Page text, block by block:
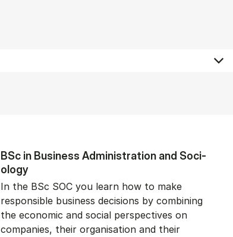
BSc in Busi­ness Ad­min­is­tra­tion and So­ci­
ology
In the BSc SOC you learn how to make
responsible business decisions by combining
the economic and social perspectives on
companies, their organisation and their